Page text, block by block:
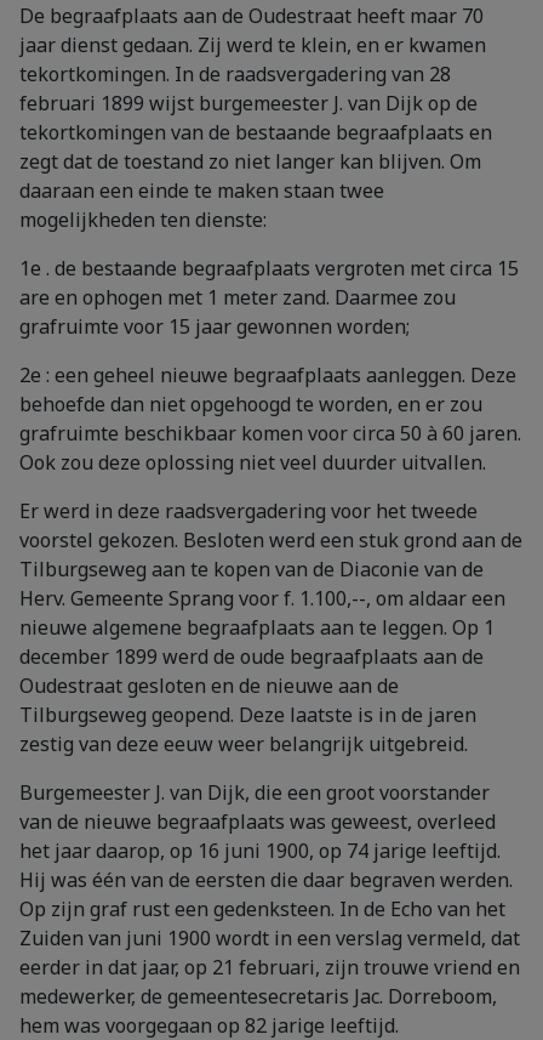
De begraafplaats aan de Oudestraat heeft maar 70
jaar dienst gedaan. Zij werd te klein, en er kwamen
tekortkomingen. In de raadsvergadering van 28
februari 1899 wijst burgemeester J. van Dijk op de
tekortkomingen van de bestaande begraafplaats en
zegt dat de toestand zo niet langer kan blijven. Om
daaraan een einde te maken staan twee
mogelijkheden ten dienste:
1e . de bestaande begraafplaats vergroten met circa 15
are en ophogen met 1 meter zand. Daarmee zou
grafruimte voor 15 jaar gewonnen worden;
2e : een geheel nieuwe begraafplaats aanleggen. Deze
behoefde dan niet opgehoogd te worden, en er zou
grafruimte beschikbaar komen voor circa 50 à 60 jaren.
Ook zou deze oplossing niet veel duurder uitvallen.
Er werd in deze raadsvergadering voor het tweede
voorstel gekozen. Besloten werd een stuk grond aan de
Tilburgseweg aan te kopen van de Diaconie van de
Herv. Gemeente Sprang voor f. 1.100,--, om aldaar een
nieuwe algemene begraafplaats aan te leggen. Op 1
december 1899 werd de oude begraafplaats aan de
Oudestraat gesloten en de nieuwe aan de
Tilburgseweg geopend. Deze laatste is in de jaren
zestig van deze eeuw weer belangrijk uitgebreid.
Burgemeester J. van Dijk, die een groot voorstander
van de nieuwe begraafplaats was geweest, overleed
het jaar daarop, op 16 juni 1900, op 74 jarige leeftijd.
Hij was één van de eersten die daar begraven werden.
Op zijn graf rust een gedenksteen. In de Echo van het
Zuiden van juni 1900 wordt in een verslag vermeld, dat
eerder in dat jaar, op 21 februari, zijn trouwe vriend en
medewerker, de gemeentesecretaris Jac. Dorreboom,
hem was voorgegaan op 82 jarige leeftijd.